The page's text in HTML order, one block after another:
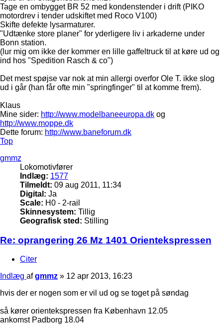
Tage en ombygget BR 52 med kondenstender i drift (PIKO
motordrev i tender udskiftet med Roco V100)
Skifte defekte lysarmaturer.
"Udtænke store planer" for yderligere liv i arkaderne under
Bonn station.
(lur mig om ikke der kommer en lille gaffeltruck til at køre ud og
ind hos "Spedition Rasch & co")
Det mest spøjse var nok at min allergi overfor Ole T. ikke slog
ud i går (han får ofte min "springfinger" til at komme frem).
Klaus
Mine sider: http://www.modelbaneeuropa.dk og
http://www.moppe.dk
Dette forum: http://www.baneforum.dk
Top
gmmz
Lokomotivfører
Indlæg: 1577
Tilmeldt: 09 aug 2011, 11:34
Digital: Ja
Scale: H0 - 2-rail
Skinnesystem: Tillig
Geografisk sted: Stilling
Re: oprangering 26 Mz 1401 Orientekspressen
Citer
Indlæg afgmmz » 12 apr 2013, 16:23
hvis der er nogen som er vil ud og se toget på søndag
så kører orientekspressen fra København 12.05
ankomst Padborg 18.04